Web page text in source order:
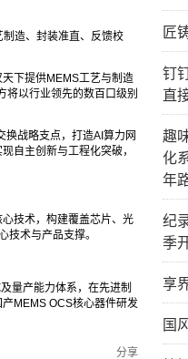
制造、封装准直、反馈校
下提供MEMS工艺与制造
将以行业领先的数百口级别
换战略支点，打造AI算力网
自主创新与工程化突破，
技术，构建覆盖芯片、光
术与产品支撑。
量产能力体系，在先进制
MEMS OCS核心器件研发
分享
匠
钉
直
趣
化
年
纪
季
享
国